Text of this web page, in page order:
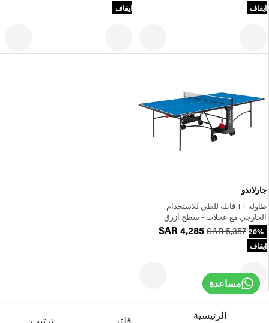
ايقاف
ايقاف
جارلاندو
طاولة TT قابلة للطي للاستخدام
الخارجي مع عجلات - سطح أزرق
SAR 4,285 SAR 5,357 20%
ايقاف
الرئيسية فلتر ترتيب
مساعدة